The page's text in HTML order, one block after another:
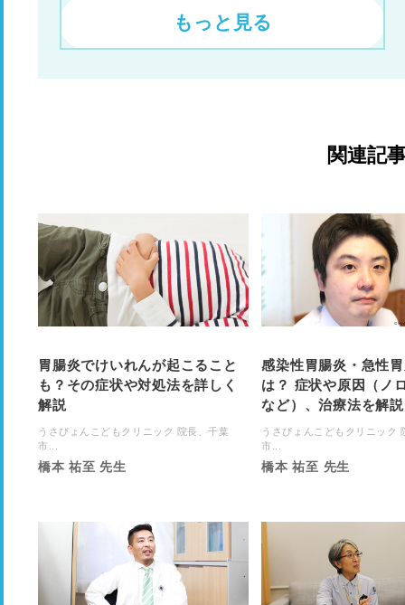
もっと見る
関連記
胃腸炎でけいれんが起こること
も？その症状や対処法を詳しく
解説
うさぴょんこどもクリニック 院長、千葉
市...
橋本 祐至 先生
感染性胃腸炎・急性
は？ 症状や原因（ノ
など）、治療法を解説
うさぴょんこどもクリニック
市...
橋本 祐至 先生